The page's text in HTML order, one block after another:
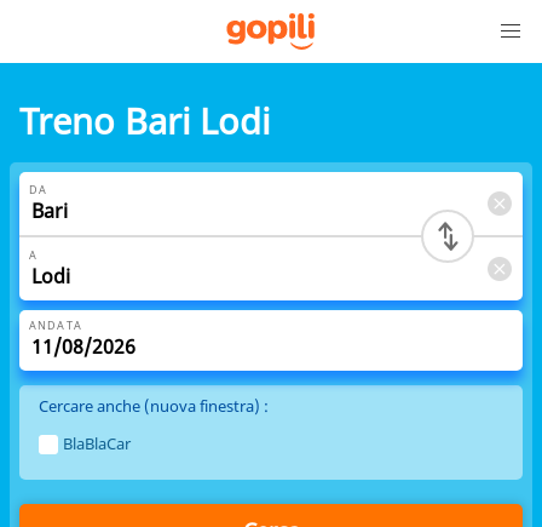
Treno Bari Lodi
DA
A
ANDATA
Cercare anche (nuova finestra) :
BlaBlaCar